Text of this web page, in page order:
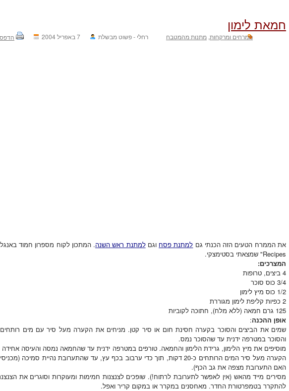
חמאת לימון
7 באפריל 2004 רחלי - פשוט מבשלת ממרחים ומרקחות, מתנות מהמטבח
את הממרח הטעים הזה הכנתי גם למתנת פסח וגםלמתנת ראש השנה
Recipes" שמצאתי בסטימצקי.
המצרכים:
4 ביצים, טרופות
3/4 כוס סוכר
1/2 כוס מיץ לימון
2 כפיות קליפת לימון מגוררת
125 גרם חמאה (ללא מלח), חתוכה לקוביות
אופן ההכנה:
שמים את הביצים והסוכר בקערה חסינת חום או סיר קטן. מניחים את הקערה מעל סיר עם מים
והסוכר במטרפה ידנית עד שהסוכר נמס.
מוסיפים את מיץ הלימון, גרידת הלימון והחמאה. טורפים במטרפה ידנית עד שהחמאה נמסה והעיסה
הקערה מעל סיר המים הרותחים כ-20 דקות, תוך כדי ערבוב בכף עץ, עד שהתערובת נהיית
האם התערובת מצפה את גב הכף).
מסירים מייד מהאש (אין לאפשר לתערובת לרתוח!). שופכים לצנצנות חמימות ומעוקרות וסוגרים את
להתקרר בטמפרטורת החדר. מאחסנים במקרר או במקום קריר ואפל.